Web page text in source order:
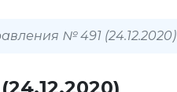
№ 491 (24.12.2020)